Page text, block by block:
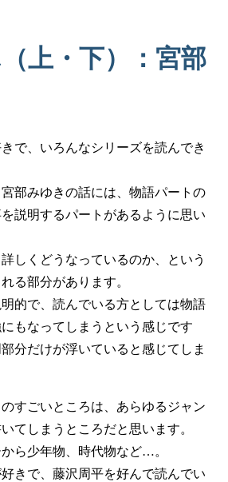
上・下）：宮部
で、いろんなシリーズを読んでき
部みゆきの話には、物語パートの
説明するパートがあるように思い
しくどうなっているのか、という
る部分があります。
的で、読んでいる方としては物語
もなってしまうという感じです
分だけが浮いていると感じてしま
すごいところは、あらゆるジャン
てしまうところだと思います。
ら少年物、時代物など…。
きで、藤沢周平を好んで読んでい